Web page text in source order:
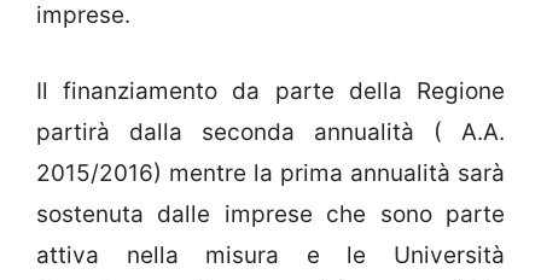
imprese.
Il finanziamento da parte della Regione
partirà dalla seconda annualità ( A.A.
2015/2016) mentre la prima annualità sarà
sostenuta dalle imprese che sono parte
attiva nella misura e le Università